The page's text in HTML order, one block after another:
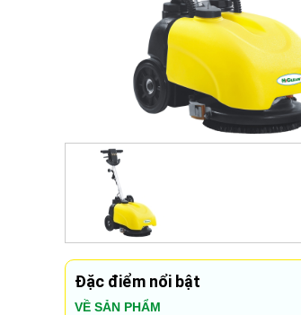
Đặc điểm nổi bật
VỀ SẢN PHẨM